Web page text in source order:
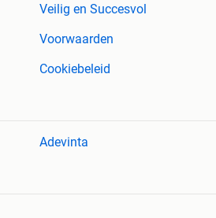
Veilig en Succesvol
Voorwaarden
Cookiebeleid
Adevinta